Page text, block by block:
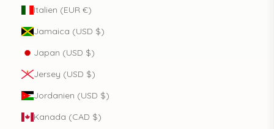
Italien (EUR €)
Jamaica (USD $)
Japan (USD $)
Jersey (USD $)
Jordanien (USD $)
Kanada (CAD $)